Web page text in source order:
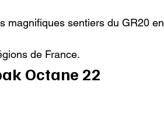
magnifiques sentiers du GR20 en
de France.
Octane 22